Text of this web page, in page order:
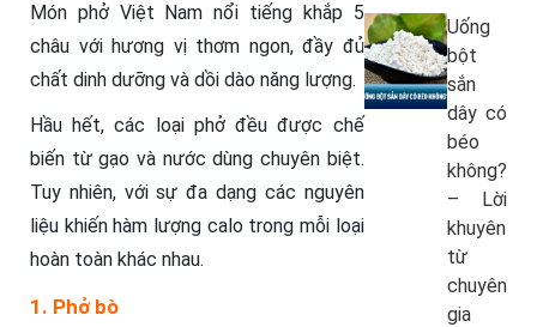
Món phở Việt Nam nổi tiếng khắp 5
châu với hương vị thơm ngon, đầy đủ
chất dinh dưỡng và dồi dào năng lượng.
Hầu hết, các loại phở đều được chế
biến từ gạo và nước dùng chuyên biệt.
Tuy nhiên, với sự đa dạng các nguyên
liệu khiến hàm lượng calo trong mỗi loại
hoàn toàn khác nhau.
1. Phở bò
Uống
bột
sắn
dây có
béo
không?
– Lời
khuyên
từ
chuyên
gia